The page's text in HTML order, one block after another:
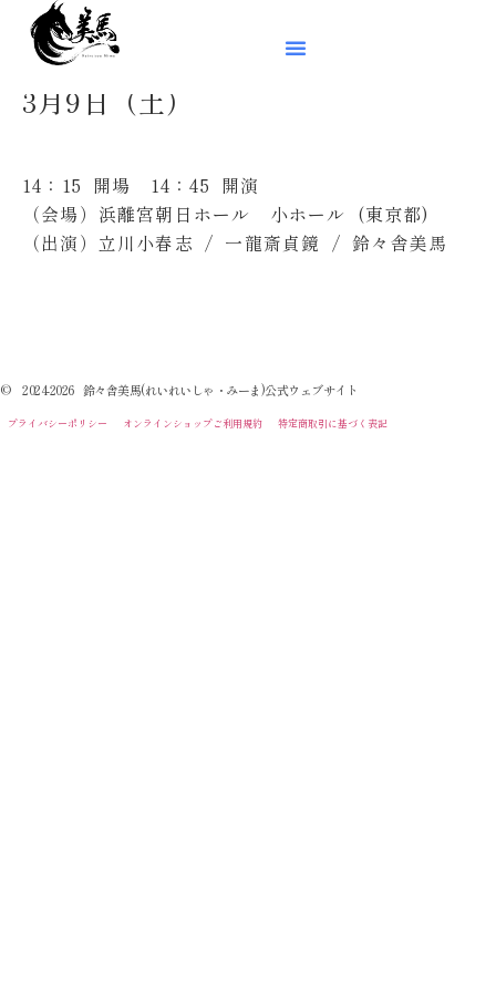
3月9日（土）
14：15 開場 14：45 開演
（会場）浜離宮朝日ホール 小ホール (東京都)
（出演）立川小春志 / 一龍斎貞鏡 / 鈴々舎美馬
© 2024-2026 鈴々舎美馬(れいれいしゃ・みーま)公式ウェブサイト
プライバシーポリシー オンラインショップご利用規約 特定商取引に基づく表記